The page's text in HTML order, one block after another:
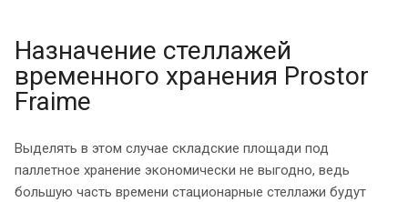
Назначение стеллажей
временного хранения Prostor
Fraime
Выделять в этом случае складские площади под
паллетное хранение экономически не выгодно, ведь
большую часть времени стационарные стеллажи будут